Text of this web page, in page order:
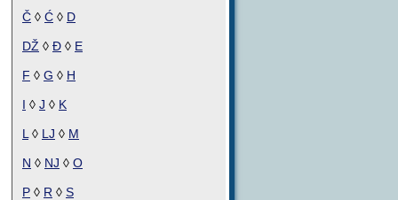
Č ◊ Ć ◊ D
DŽ ◊ Đ ◊ E
F ◊ G ◊ H
I ◊ J ◊ K
L ◊ LJ ◊ M
N ◊ NJ ◊ O
P ◊ R ◊ S